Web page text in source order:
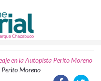
en la Autopista Perito Moreno
Perito Moreno